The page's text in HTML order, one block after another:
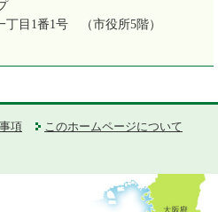
丁目1番1号 （市役所5階）
項
このホームページについて